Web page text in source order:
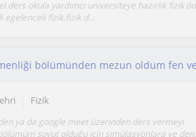
ders okula yardımcı universiteye hazırlık fizik
egelenceli fizik.fizik d...
Fizik
ya da google meet üzerinden ders vermeyi
soyut olduğu için simülasyonlara ve